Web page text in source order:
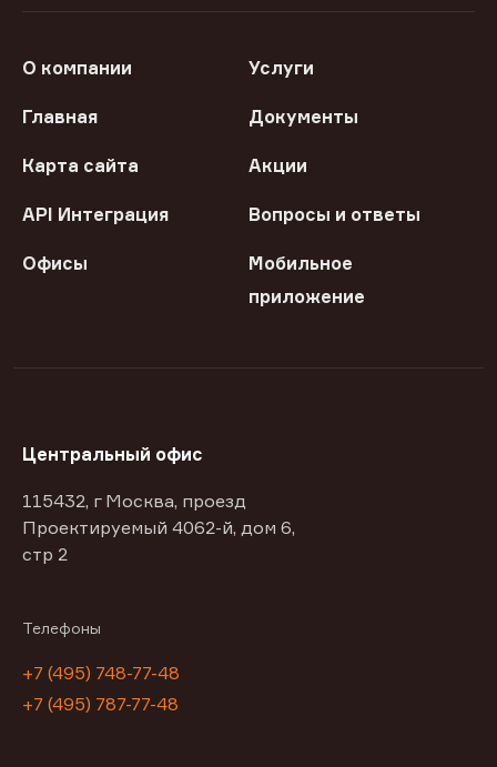
О компании Услуги
Главная Документы
Карта сайта Акции
API Интеграция Вопросы и ответы
Офисы
Мобильное
приложение
Центральный офис
115432, г Москва, проезд
Проектируемый 4062-й, дом 6,
стр 2
Телефоны
+7 (495) 748-77-48
+7 (495) 787-77-48